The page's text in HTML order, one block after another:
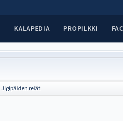
KALAPEDIA PROPILKKI
Jigipäiden reiät